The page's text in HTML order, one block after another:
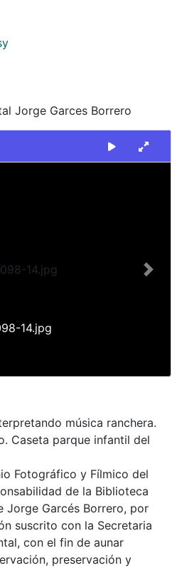
Jorge Garces Borrero
14.jpg
Next
música ranchera.
Caseta parque infantil del
Fotográfico y Fílmico del
de la Biblioteca
Jorge Garcés Borrero, por
suscrito con la Secretaria
con el fin de aunar
preservación y